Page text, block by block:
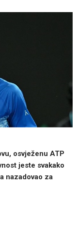
osvježenu ATP
jeste svakako
nazadovao za